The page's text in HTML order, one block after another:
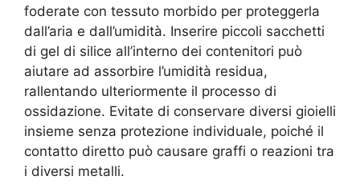
foderate con tessuto morbido per proteggerla
dall’aria e dall’umidità. Inserire piccoli sacchetti
di gel di silice all’interno dei contenitori può
aiutare ad assorbire l’umidità residua,
rallentando ulteriormente il processo di
ossidazione. Evitate di conservare diversi gioielli
insieme senza protezione individuale, poiché il
contatto diretto può causare graffi o reazioni tra
i diversi metalli.